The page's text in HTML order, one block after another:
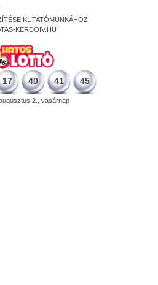
KUTATÓMUNKÁHOZ
KERDOIV.HU
17 40 41 45
2., vasárnap